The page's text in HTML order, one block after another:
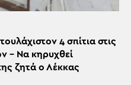
4 σπίτια στις
– Να κηρυχθεί
ζητά ο Λέκκας